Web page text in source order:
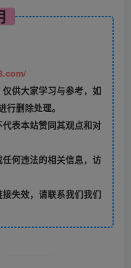
供大家学习与参考，如
删除处理。
表本站赞同其观点和对
何违法的相关信息，访
失效，请联系我们我们